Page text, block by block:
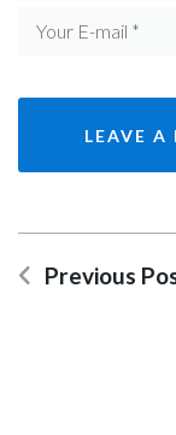
Previous